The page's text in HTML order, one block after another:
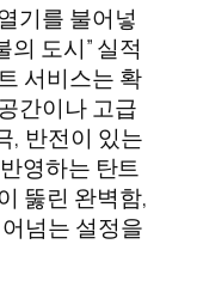
기를 불어넣
의 도시” 실적
서비스는 확
간이나 고급
, 반전이 있는
영하는 탄트
뚫린 완벽함,
넘는 설정을